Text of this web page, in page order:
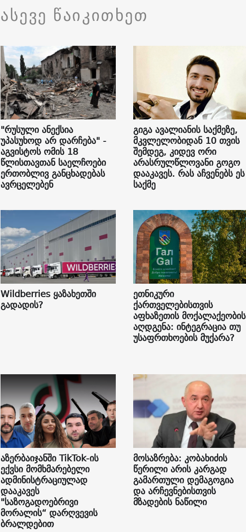
ასევე წაიკითხეთ
"რუსული ანექსია
უპასუხოდ არ დარჩება" -
აგვისტოს ომის 18
წლისთავთან საელჩოები
ერთობლივ განცხადებას
ავრცელებენ
გიგა ავალიანის საქმეზე,
მკვლელობიდან 10 თვის
შემდეგ, კიდევ ორი
არასრულწლოვანი გოგო
დააკავეს. რას აჩვენებს ეს
საქმე
Wildberries ყაზახეთში
გადადის?
ეთნიკური
ქართველებისთვის
აფხაზეთის მოქალაქეობის
აღდგენა: ინტეგრაცია თუ
უსაფრთხოების მუქარა?
აზერბაიჯანში TikTok-ის
ექვსი მომხმარებელი
ადმინისტრაციულად
დააკავეს
"საზოგადოებრივი
მორალის“ დარღვევის
ბრალდებით
მოსაზრება: კობახიძის
წერილი არის კარგად
გამართული დემაგოგია
და არჩევნებისთვის
მზადების ნაწილი